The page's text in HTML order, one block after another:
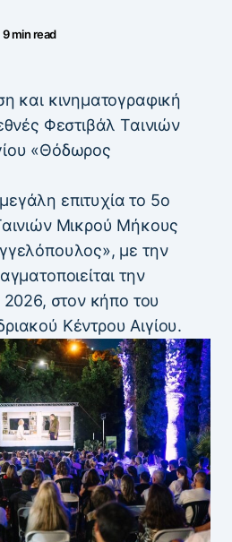
9 min read
και κινηματογραφική
Φεστιβάλ Ταινιών
«Θόδωρος
επιτυχία το 5ο
Μικρού Μήκους
με την
την
2026, στον κήπο του
Κέντρου Αιγίου.